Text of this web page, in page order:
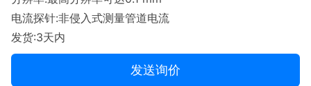
电流探针:非侵入式测量管道电流
发货:3天内
发送询价